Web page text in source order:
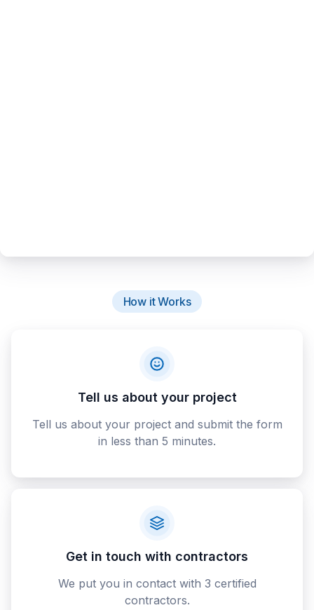
How it Works
Tell us about your project
Tell us about your project and submit the form
in less than 5 minutes.
Get in touch with contractors
We put you in contact with 3 certified
contractors.